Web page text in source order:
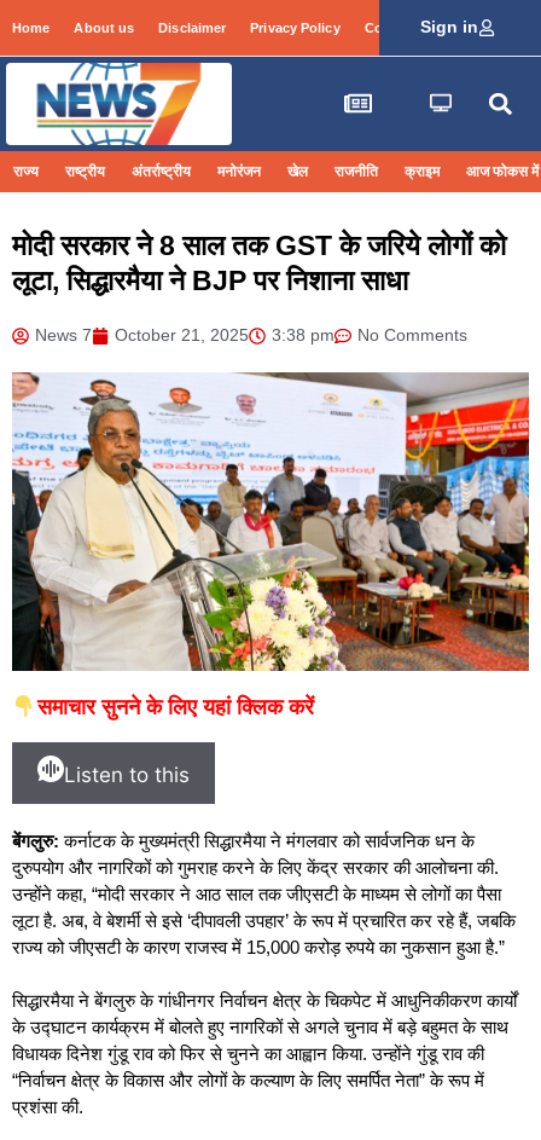
Home About us Disclaimer Privacy Policy Contact Info Login
Sign in
राज्य राष्ट्रीय अंतर्राष्ट्रीय मनोरंजन खेल राजनीति क्राइम आज फोकस में
मोदी सरकार ने 8 साल तक GST के जरिये लोगों को
लूटा, सिद्धारमैया ने BJP पर निशाना साधा
News 7 October 21, 2025 3:38 pm No Comments
समाचार सुनने के लिए यहां क्लिक करें
Listen to this
बेंगलुरु: कर्नाटक के मुख्यमंत्री सिद्धारमैया ने मंगलवार को सार्वजनिक धन के
दुरुपयोग और नागरिकों को गुमराह करने के लिए केंद्र सरकार की आलोचना की.
उन्होंने कहा, “मोदी सरकार ने आठ साल तक जीएसटी के माध्यम से लोगों का पैसा
लूटा है. अब, वे बेशर्मी से इसे ‘दीपावली उपहार’ के रूप में प्रचारित कर रहे हैं, जबकि
राज्य को जीएसटी के कारण राजस्व में 15,000 करोड़ रुपये का नुकसान हुआ है.”
सिद्धारमैया ने बेंगलुरु के गांधीनगर निर्वाचन क्षेत्र के चिकपेट में आधुनिकीकरण कार्यों
के उद्घाटन कार्यक्रम में बोलते हुए नागरिकों से अगले चुनाव में बड़े बहुमत के साथ
विधायक दिनेश गुंडू राव को फिर से चुनने का आह्वान किया. उन्होंने गुंडू राव की
“निर्वाचन क्षेत्र के विकास और लोगों के कल्याण के लिए समर्पित नेता” के रूप में
प्रशंसा की.